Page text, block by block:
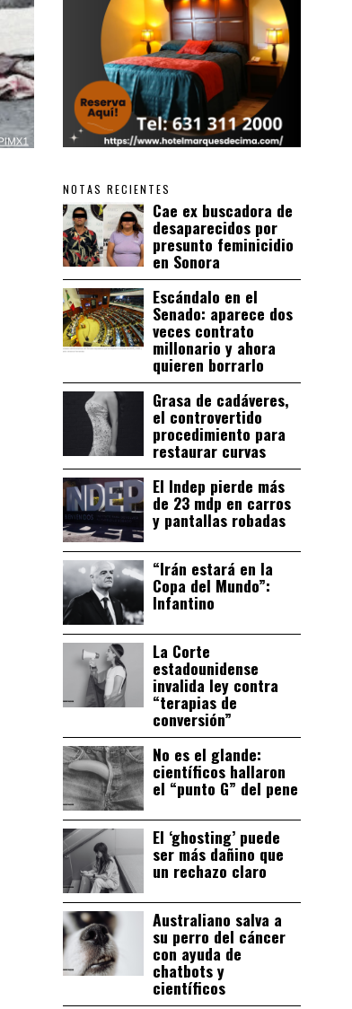
NOTAS RECIENTES
Cae ex buscadora de
desaparecidos por
presunto feminicidio
en Sonora
Escándalo en el
Senado: aparece dos
veces contrato
millonario y ahora
quieren borrarlo
Grasa de cadáveres,
el controvertido
procedimiento para
restaurar curvas
El Indep pierde más
de 23 mdp en carros
y pantallas robadas
“Irán estará en la
Copa del Mundo”:
Infantino
La Corte
estadounidense
invalida ley contra
“terapias de
conversión”
No es el glande:
científicos hallaron
el “punto G” del pene
El ‘ghosting’ puede
ser más dañino que
un rechazo claro
Australiano salva a
su perro del cáncer
con ayuda de
chatbots y
científicos